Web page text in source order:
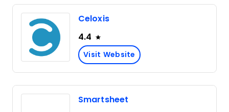
Celoxis
4.4
Visit Website
Smartsheet